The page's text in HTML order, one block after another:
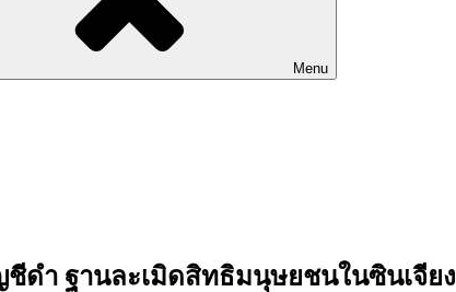
Menu
ดำ ฐานละเมิดสิทธิมนุษยชนในซินเจียง